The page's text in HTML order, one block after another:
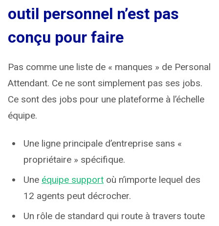
outil personnel n’est pas
conçu pour faire
Pas comme une liste de « manques » de Personal
Attendant. Ce ne sont simplement pas ses jobs.
Ce sont des jobs pour une plateforme à l’échelle
équipe.
Une ligne principale d’entreprise sans «
propriétaire » spécifique.
Une équipe support où n’importe lequel des
12 agents peut décrocher.
Un rôle de standard qui route à travers toute